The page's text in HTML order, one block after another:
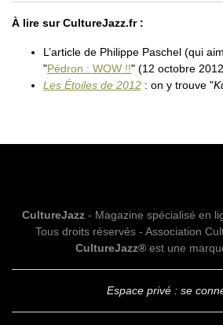
À lire sur CultureJazz.fr :
L’article de Philippe Paschel (qui
"Pédron : WOW !!" (12 octobre
Les Étoiles de 2012 : on y trouve "
CultureJazz- Magazine spécialisé en
Tous droits réservés - Association
CultureJazz®est une
Espace privé : se